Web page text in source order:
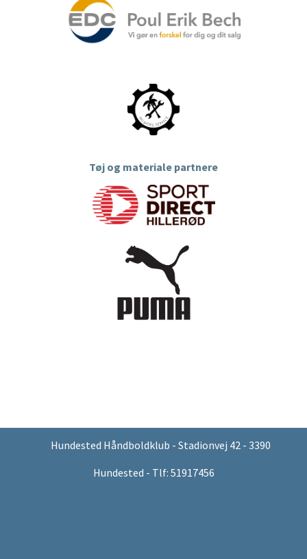
Tøj og materiale partnere
Hundested Håndboldklub - Stadionvej 42 - 3390
Hundested - Tlf: 51917456